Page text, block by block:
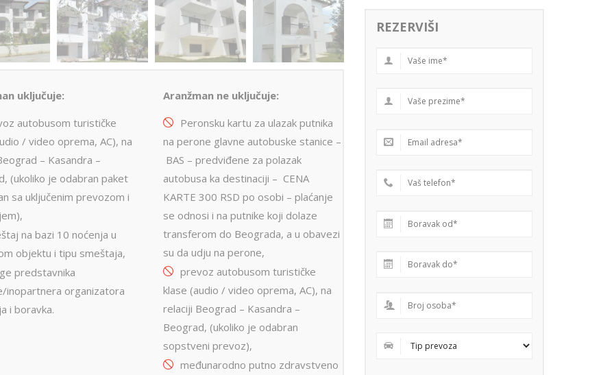
uključuje:
autobusom turističke
/ video oprema, AC), na
– Kasandra –
(ukoliko je odabran paket
sa uključenim prevozom i
na bazi 10 noćenja u
objektu i tipu smeštaja,
predstavnika
inopartnera organizatora
i boravka.
Aranžman ne uključuje:
Peronsku kartu za ulazak putnika
na perone glavne autobuske stanice –
BAS – predviđene za polazak
autobusa ka destinaciji – CENA
KARTE 300 RSD po osobi – plaćanje
se odnosi i na putnike koji dolaze
transferom do Beograda, a u obavezi
su da udju na perone,
prevoz autobusom turističke
klase (audio / video oprema, AC), na
relaciji Beograd – Kasandra –
Beograd, (ukoliko je odabran
sopstveni prevoz),
međunarodno putno zdravstveno
REZERVIŠI